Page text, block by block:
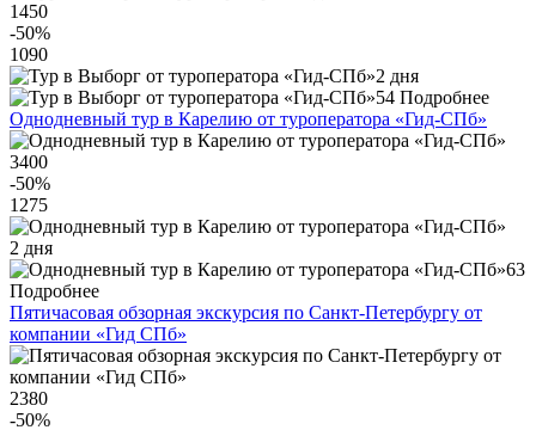
1450
-50%
1090
2 дня
54 Подробнее
Однодневный тур в Карелию от туроператора «Гид-СПб»
3400
-50%
1275
2 дня
63
Подробнее
Пятичасовая обзорная экскурсия по Санкт-Петербургу от
компании «Гид СПб»
2380
-50%